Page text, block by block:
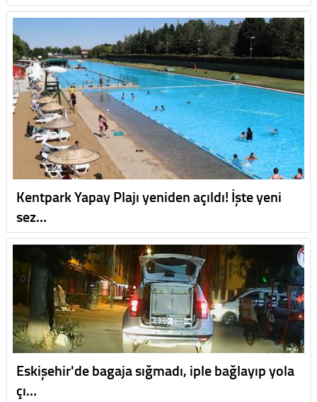
Kentpark Yapay Plajı yeniden açıldı! İşte yeni
sez…
Eskişehir'de bagaja sığmadı, iple bağlayıp yola
çı…